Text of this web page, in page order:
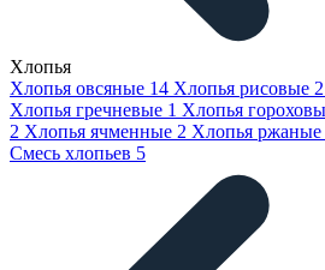
Хлопья
Хлопья овсяные 14 Хлопья рисовые 2
Хлопья гречневые 1 Хлопья
2 Хлопья ячменные 2 Хлопья ржаные
Смесь хлопьев 5